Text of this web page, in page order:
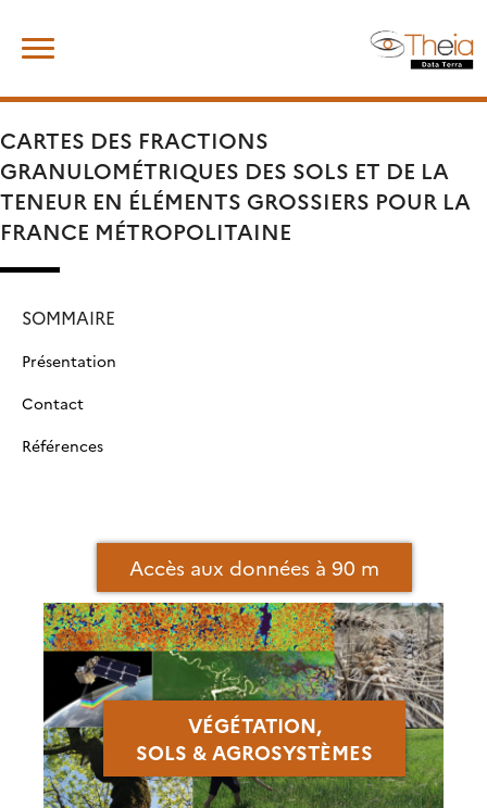
content
CARTES DES FRACTIONS
GRANULOMÉTRIQUES DES SOLS ET DE LA
TENEUR EN ÉLÉMENTS GROSSIERS POUR LA
FRANCE MÉTROPOLITAINE
SOMMAIRE
Présentation
Contact
Références
Accès aux données à 90 m
VÉGÉTATION,
SOLS & AGROSYSTÈMES